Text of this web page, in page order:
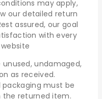
may apply,
our detailed return
assured, our goal
with every
undamaged,
as received.
packaging must be
returned item.